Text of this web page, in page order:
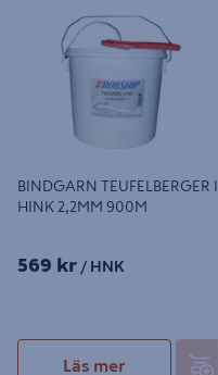
2,2MM 900M
BINDGARN TEUFELBERGER I
HINK 2,2MM 900M
569 kr / HNK
Läs mer